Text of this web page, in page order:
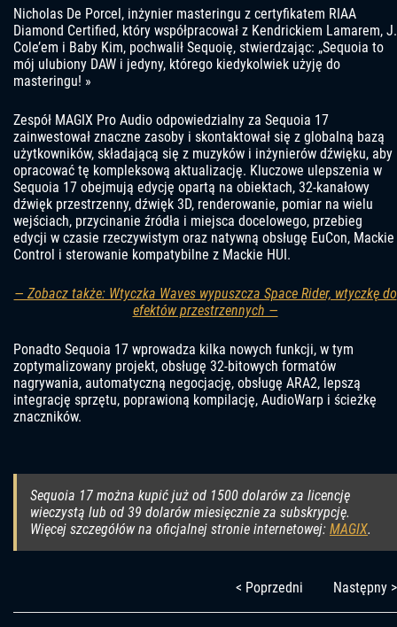
Nicholas De Porcel, inżynier masteringu z certyfikatem RIAA
Diamond Certified, który współpracował z Kendrickiem Lamarem, J.
Cole’em i Baby Kim, pochwalił Sequoię, stwierdzając: „Sequoia to
mój ulubiony DAW i jedyny, którego kiedykolwiek użyję do
masteringu! »
Zespół MAGIX Pro Audio odpowiedzialny za Sequoia 17
zainwestował znaczne zasoby i skontaktował się z globalną bazą
użytkowników, składającą się z muzyków i inżynierów dźwięku, aby
opracować tę kompleksową aktualizację. Kluczowe ulepszenia w
Sequoia 17 obejmują edycję opartą na obiektach, 32-kanałowy
dźwięk przestrzenny, dźwięk 3D, renderowanie, pomiar na wielu
wejściach, przycinanie źródła i miejsca docelowego, przebieg
edycji w czasie rzeczywistym oraz natywną obsługę EuCon, Mackie
Control i sterowanie kompatybilne z Mackie HUI.
— Zobacz także: Wtyczka Waves wypuszcza Space Rider, wtyczkę do
efektów przestrzennych —
Ponadto Sequoia 17 wprowadza kilka nowych funkcji, w tym
zoptymalizowany projekt, obsługę 32-bitowych formatów
nagrywania, automatyczną negocjację, obsługę ARA2, lepszą
integrację sprzętu, poprawioną kompilację, AudioWarp i ścieżkę
znaczników.
Sequoia 17 można kupić już od 1500 dolarów za licencję
wieczystą lub od 39 dolarów miesięcznie za subskrypcję.
Więcej szczegółów na oficjalnej stronie internetowej: MAGIX.
< Poprzedni Następny >